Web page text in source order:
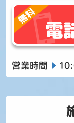
電
営業時間